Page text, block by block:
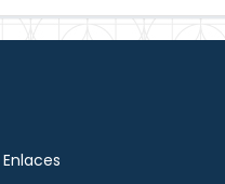
Enlaces